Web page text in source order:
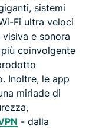
sistemi
Fi ultra veloci
e sonora
più coinvolgente
Inoltre, le app
miriade di
- dalla